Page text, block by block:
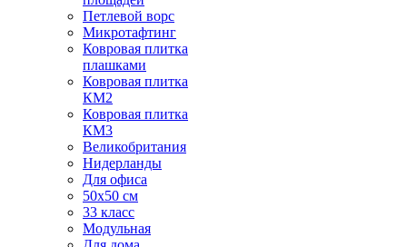
Петлевой ворс
Микротафтинг
Ковровая плитка
плашками
Ковровая плитка
КМ2
Ковровая плитка
КМ3
Великобритания
Нидерланды
Для офиса
50х50 см
33 класс
Модульная